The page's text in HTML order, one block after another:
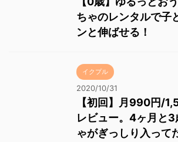
ちゃのレンタルで子
ンと伸ばせる！
イクプル
2020/10/31
【初回】月990円/
レビュー。4ヶ月と3
ゃがぎっしり入って